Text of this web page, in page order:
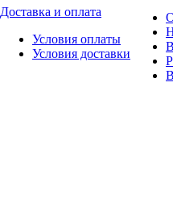
Доставка и оплата
Условия оплаты
Условия доставки